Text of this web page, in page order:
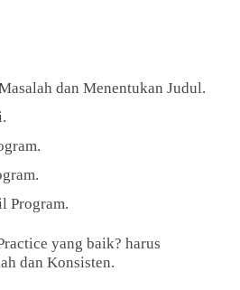
dan Menentukan Judul.
Program.
yang baik? harus
dan Konsisten.